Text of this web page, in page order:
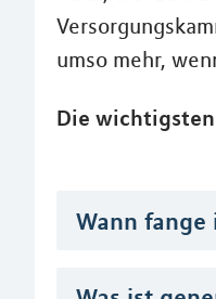
umso mehr,
Die
Wann fange